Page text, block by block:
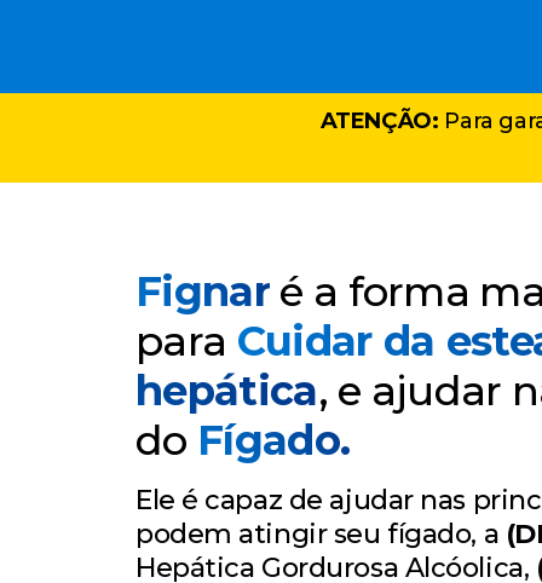
ATENÇÃO: Para
Fignaré a forma
para Cuidar da
hepática, e ajudar
do Fígado.
Ele é capaz de ajudar nas
podem atingir seu fígado, a
Hepática Gordurosa Alcóolica,